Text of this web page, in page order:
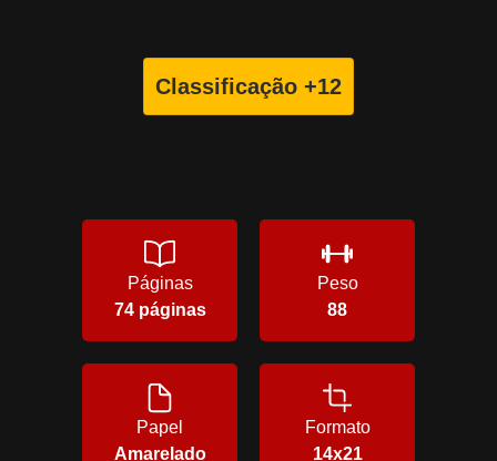
Classificação +12
Páginas
74 páginas
Peso
88
Papel
Amarelado
Formato
14x21